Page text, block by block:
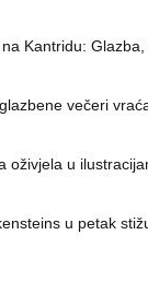
Kantridu:
večeri
oživjela u
u petak